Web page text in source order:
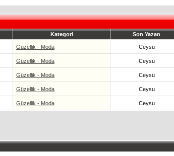
Kategori Son Yazan
Güzellik - Moda Ceysu
Güzellik - Moda Ceysu
Güzellik - Moda Ceysu
Güzellik - Moda Ceysu
Güzellik - Moda Ceysu